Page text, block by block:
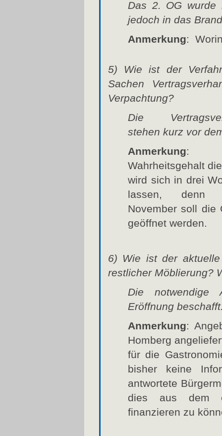
Das 2. OG wurde
jedoch in das
Anmerkung:
5) Wie ist der
Sachen
Verpachtung?
Die
stehen kurz vor
Anmerkung:
Wahrheitsgehalt
wird sich in drei
lassen, denn
November soll die
geöffnet werden.
6) Wie ist der
restlicher Möblierung?
Die notwendige
Eröffnung
Anmerkung:
Homberg
für die
bisher keine
antwortete
dies aus dem
finanzieren zu